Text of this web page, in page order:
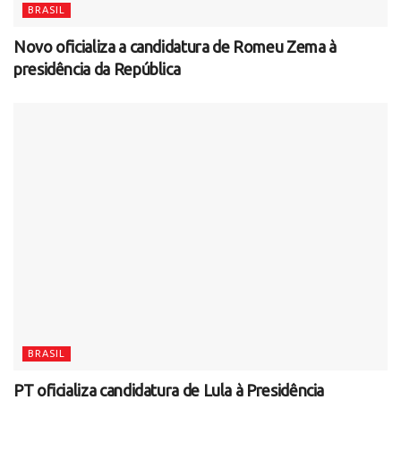
BRASIL
Novo oficializa a candidatura de Romeu Zema à
presidência da República
BRASIL
PT oficializa candidatura de Lula à Presidência